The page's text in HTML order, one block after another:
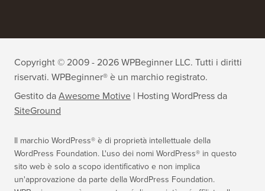
Copyright © 2009 - 2026 WPBeginner LLC. Tutti i diritti
riservati. WPBeginner® è un marchio registrato.
Gestito daAwesome Motive | Hosting WordPressda
SiteGround
Il marchio WordPress® è di proprietà intellettuale della
WordPress Foundation. L'uso dei nomi WordPress® in questo
sito web è solo a scopo identificativo e non implica
un'approvazione da parte della WordPress Foundation.